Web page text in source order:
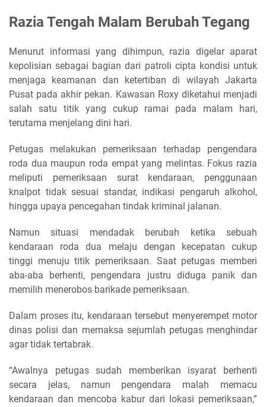
Razia Tengah Malam Berubah Tegang
Menurut informasi yang dihimpun, razia digelar aparat
kepolisian sebagai bagian dari patroli cipta kondisi untuk
menjaga keamanan dan ketertiban di wilayah Jakarta
Pusat pada akhir pekan. Kawasan Roxy diketahui menjadi
salah satu titik yang cukup ramai pada malam hari,
terutama menjelang dini hari.
Petugas melakukan pemeriksaan terhadap pengendara
roda dua maupun roda empat yang melintas. Fokus razia
meliputi pemeriksaan surat kendaraan, penggunaan
knalpot tidak sesuai standar, indikasi pengaruh alkohol,
hingga upaya pencegahan tindak kriminal jalanan.
Namun situasi mendadak berubah ketika sebuah
kendaraan roda dua melaju dengan kecepatan cukup
tinggi menuju titik pemeriksaan. Saat petugas memberi
aba-aba berhenti, pengendara justru diduga panik dan
memilih menerobos barikade pemeriksaan.
Dalam proses itu, kendaraan tersebut menyerempet motor
dinas polisi dan memaksa sejumlah petugas menghindar
agar tidak tertabrak.
“Awalnya petugas sudah memberikan isyarat berhenti
secara jelas, namun pengendara malah memacu
kendaraan dan mencoba kabur dari lokasi pemeriksaan,”